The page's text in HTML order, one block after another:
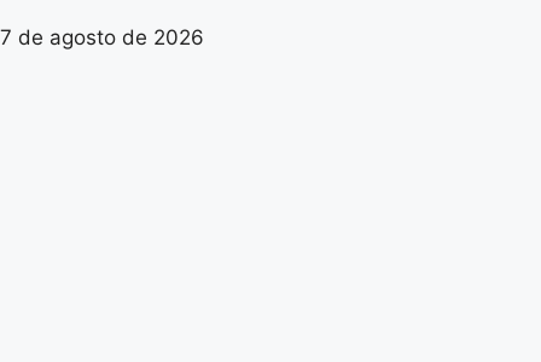
7 de agosto de 2026